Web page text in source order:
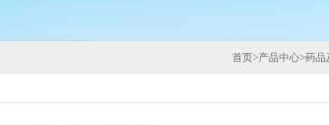
首页>产品中心>药品